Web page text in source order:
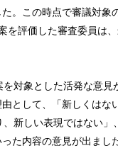
。この時点で審議対象
を評価した審査委員は
対象とした活発な意見
として、「新しくはな
、新しい表現ではない」
た内容の意見が出まし